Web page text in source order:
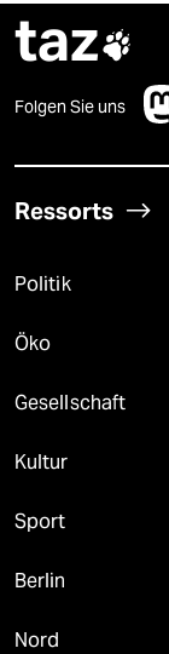
taz
Folgen Sie uns
Ressorts
Politik
Öko
Gesellschaft
Kultur
Sport
Berlin
Nord